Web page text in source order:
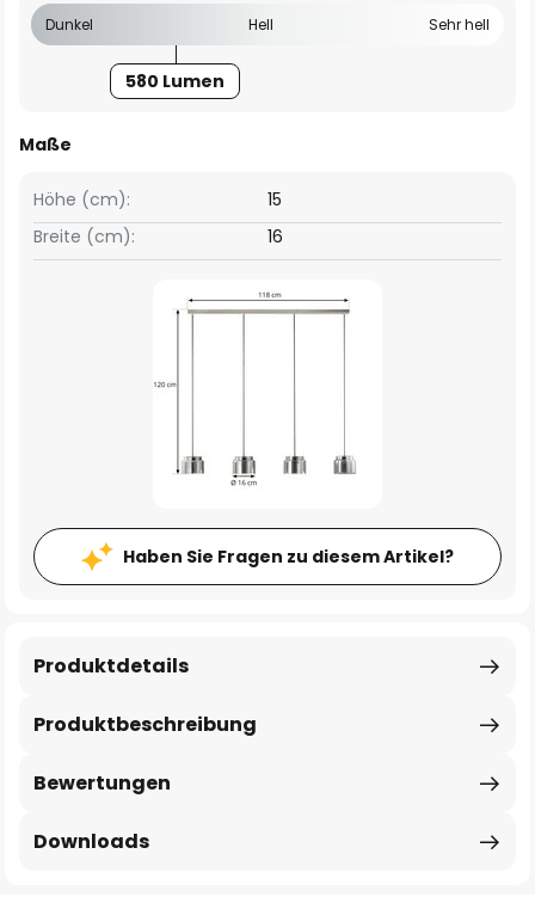
Dunkel Hell Sehr hell
580 Lumen
Maße
Breite (cm): 16
Höhe (cm): 15
Haben Sie Fragen zu diesem Artikel?
Produktbeschreibung
Produktdetails
Bewertungen
Downloads